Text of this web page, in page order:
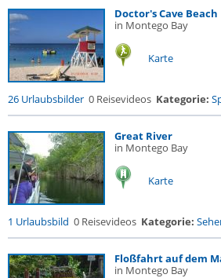
Doctor's Cave Beach
in Montego Bay
Karte
26 Urlaubsbilder 0 Reisevideos Kategorie:
Great River
in Montego Bay
Karte
1 Urlaubsbild 0 Reisevideos Kategorie:
Floßfahrt auf dem
in Montego Bay